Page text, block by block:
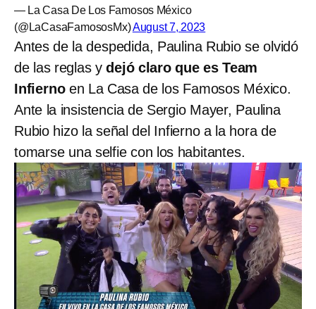
— La Casa De Los Famosos México
(@LaCasaFamososMx)August 7, 2023
Antes de la despedida, Paulina Rubio se olvidó
de las reglas ydejó claro que es Team
Infiernoen La Casa de los Famosos México.
Ante la insistencia de Sergio Mayer, Paulina
Rubio hizo la señal del Infierno a la hora de
tomarse una selfie con los habitantes.